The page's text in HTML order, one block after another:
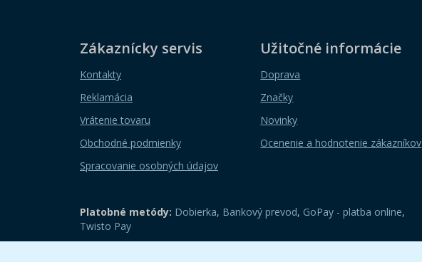
Zákaznícky servis
Kontakty
Reklamácia
Vrátenie tovaru
Obchodné podmienky
Spracovanie osobných údajov
Užitočné informácie
Doprava
Značky
Novinky
Ocenenie a hodnotenie zákazníkov
Platobné metódy: Dobierka, Bankový prevod, GoPay - platba online,
Twisto Pay